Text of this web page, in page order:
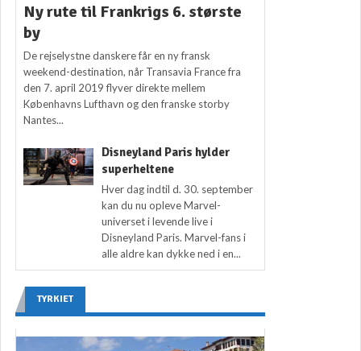
Ny rute til Frankrigs 6. største
by
De rejselystne danskere får en ny fransk
weekend-destination, når Transavia France fra
den 7. april 2019 flyver direkte mellem
Københavns Lufthavn og den franske storby
Nantes...
Disneyland Paris hylder
superheltene
Hver dag indtil d. 30. september
kan du nu opleve Marvel-
universet i levende live i
Disneyland Paris. Marvel-fans i
alle aldre kan dykke ned i en...
TYRKIET